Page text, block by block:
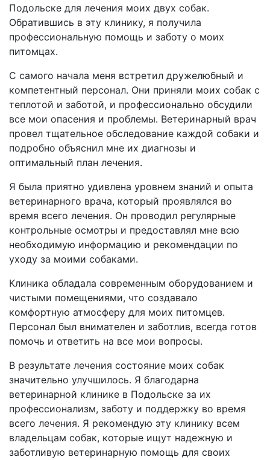
Подольске для лечения моих двух собак.
Обратившись в эту клинику, я получила
профессиональную помощь и заботу о моих
питомцах.
С самого начала меня встретил дружелюбный и
компетентный персонал. Они приняли моих собак с
теплотой и заботой, и профессионально обсудили
все мои опасения и проблемы. Ветеринарный врач
провел тщательное обследование каждой собаки и
подробно объяснил мне их диагнозы и
оптимальный план лечения.
Я была приятно удивлена уровнем знаний и опыта
ветеринарного врача, который проявлялся во
время всего лечения. Он проводил регулярные
контрольные осмотры и предоставлял мне всю
необходимую информацию и рекомендации по
уходу за моими собаками.
Клиника обладала современным оборудованием и
чистыми помещениями, что создавало
комфортную атмосферу для моих питомцев.
Персонал был внимателен и заботлив, всегда готов
помочь и ответить на все мои вопросы.
В результате лечения состояние моих собак
значительно улучшилось. Я благодарна
ветеринарной клинике в Подольске за их
профессионализм, заботу и поддержку во время
всего лечения. Я рекомендую эту клинику всем
владельцам собак, которые ищут надежную и
заботливую ветеринарную помощь для своих